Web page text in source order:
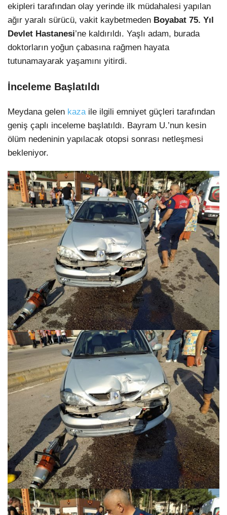
ekipleri tarafından olay yerinde ilk müdahalesi yapılan
ağır yaralı sürücü, vakit kaybetmeden Boyabat 75. Yıl
Devlet Hastanesi’ne kaldırıldı. Yaşlı adam, burada
doktorların yoğun çabasına rağmen hayata
tutunamayarak yaşamını yitirdi.
İnceleme Başlatıldı
Meydana gelen kazaile ilgili emniyet güçleri tarafından
geniş çaplı inceleme başlatıldı. Bayram U.’nun kesin
ölüm nedeninin yapılacak otopsi sonrası netleşmesi
bekleniyor.